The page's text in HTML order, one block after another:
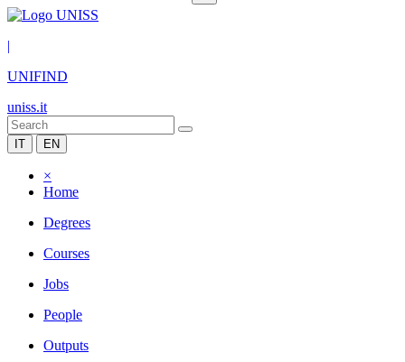
|
UNIFIND
uniss.it
IT EN
×
Home
Degrees
Courses
Jobs
People
Outputs